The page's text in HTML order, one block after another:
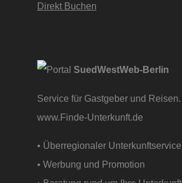
Direkt Buchen
SuedWestWeb-Berlin
Service für Gastgeber und Reisen.
www.Finde-Unterkunft.de
• Überregionaler Unterkunftservice
• Werbung und Promotion